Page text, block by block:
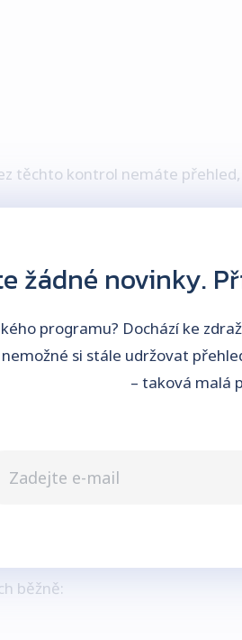
žádné novinky.
programu? Dochází ke
si stále udržovat
– taková malá
těchto kontrol nemáte
dnes není oddělená disciplína,
nastavení, který musí
běžně: